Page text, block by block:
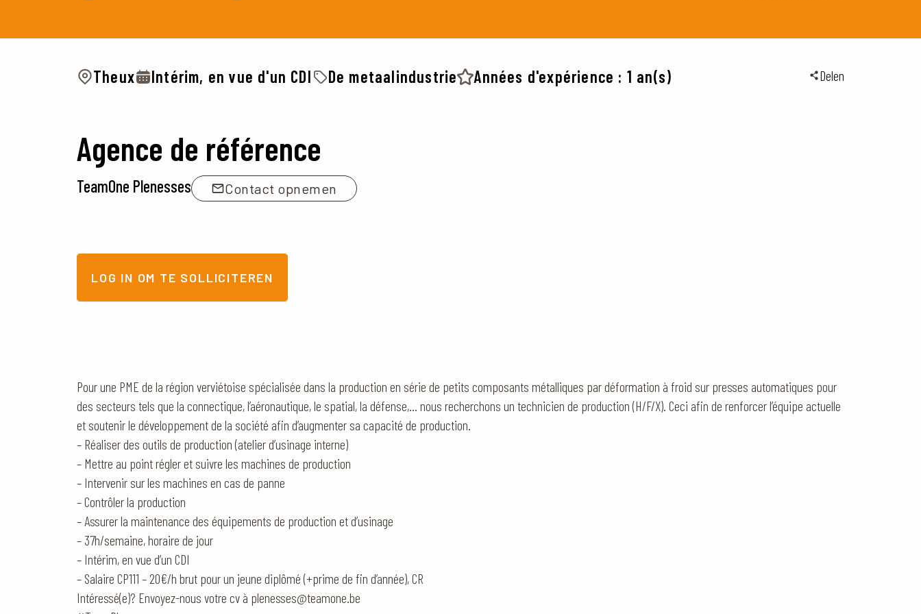
Theux Intérim, en vue d'un CDI De metaalindustrie Années d'expérience : 1 an(s) Delen
Agence de référence
TeamOne Plenesses Contact opnemen
LOG IN OM TE SOLLICITEREN
Pour une PME de la région verviétoise spécialisée dans la production en série de petits composants métalliques par déformation à froid sur presses automatiques pour
des secteurs tels que la connectique, l’aéronautique, le spatial, la défense,… nous recherchons un technicien de production (H/F/X). Ceci afin de renforcer l’équipe actuelle
et soutenir le développement de la société afin d’augmenter sa capacité de production.
– Réaliser des outils de production (atelier d’usinage interne)
– Mettre au point régler et suivre les machines de production
– Intervenir sur les machines en cas de panne
– Contrôler la production
– Assurer la maintenance des équipements de production et d’usinage
– 37h/semaine, horaire de jour
– Intérim, en vue d’un CDI
– Salaire CP111 – 20€/h brut pour un jeune diplômé (+prime de fin d’année), CR
Intéressé(e)? Envoyez-nous votre cv à plenesses@teamone.be